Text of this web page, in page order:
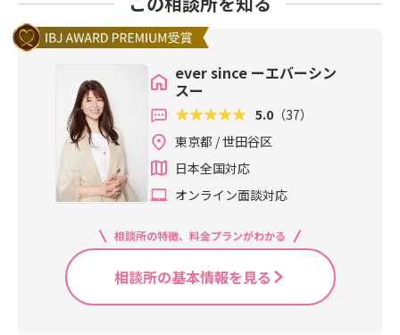
ever since ーエバーシン
スー
5.0 （37）
東京都 / 世田谷区
日本全国対応
オンライン面談対応
相談所の特徴、料金プランがわかる
相談所の基本情報を見る